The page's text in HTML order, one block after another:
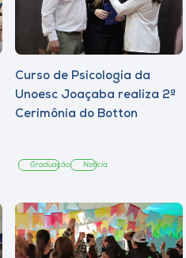
Curso de Psicologia da
Unoesc Joaçaba realiza 2ª
Cerimônia do Botton
Graduação Notícia